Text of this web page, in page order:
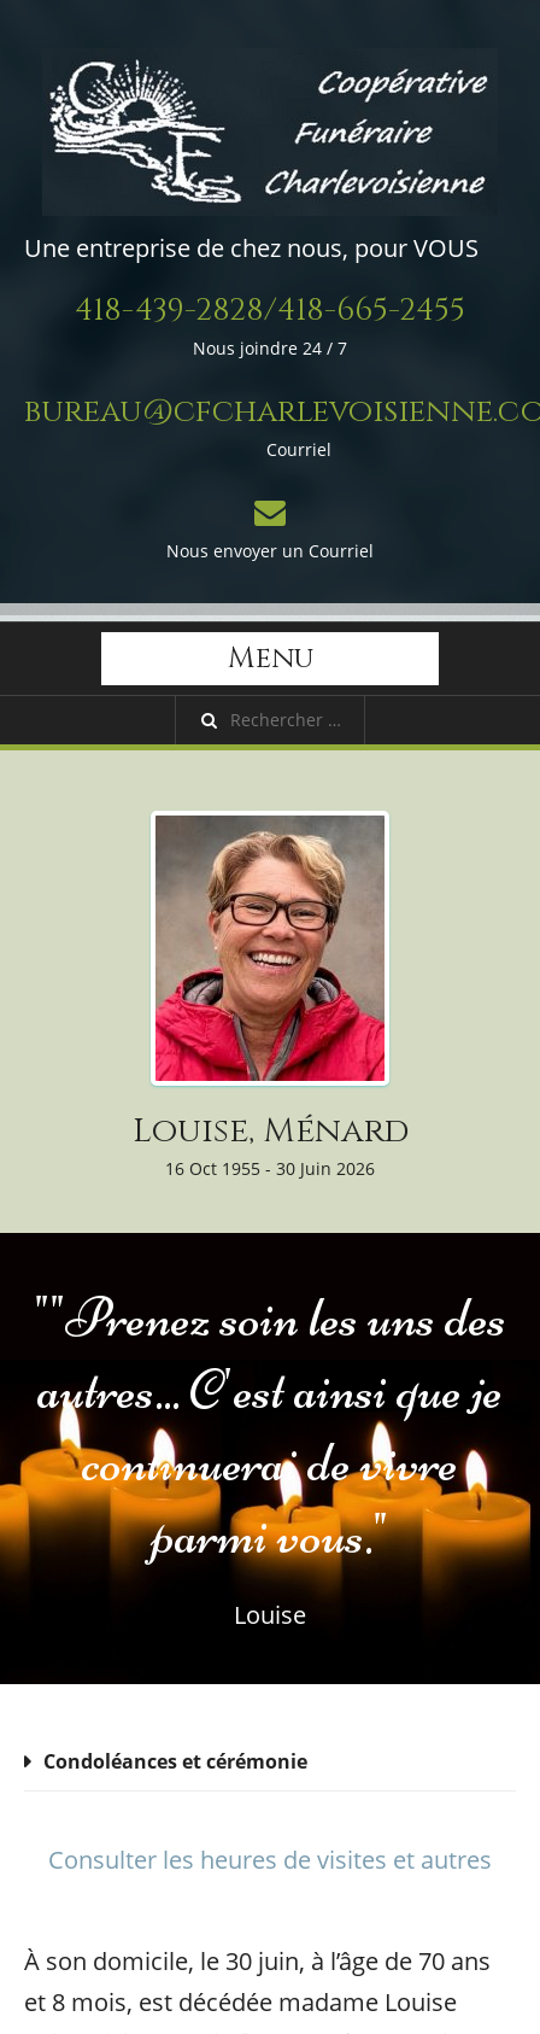
Une entreprise de chez nous, pour VOUS
418-439-2828/418-665-2455
Nous joindre 24 / 7
Courriel
Nous envoyer un Courriel
Menu
Louise, Ménard
16 Oct 1955 - 30 Juin 2026
""Prenez soin les uns des
autres... C'est ainsi que je
continuerai de vivre
parmi vous."
Louise
Condoléances et cérémonie
Consulter les heures de visites et autres
À son domicile, le 30 juin, à l’âge de 70 ans
et 8 mois, est décédée madame Louise